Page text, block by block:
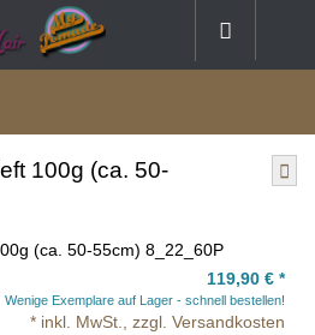
100g (ca. 50-
119,90 € *
Wenige Exemplare auf Lager - schnell bestellen!
* inkl. MwSt., zzgl. Versandkosten